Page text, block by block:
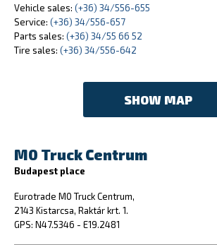
Vehicle sales: (+36) 34/556-655
Service: (+36) 34/556-657
Parts sales: (+36) 34/55 66 52
Tire sales: (+36) 34/556-642
SHOW MAP
M0 Truck Centrum
Budapest place
Eurotrade M0 Truck Centrum,
2143 Kistarcsa, Raktár krt. 1.
GPS: N47.5346 - E19.2481